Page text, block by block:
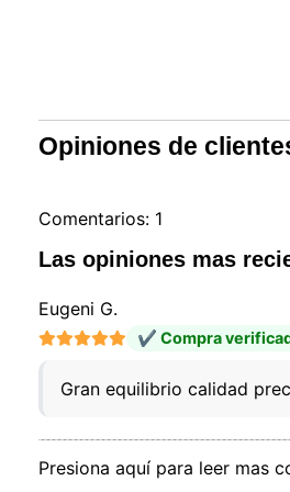
Opiniones de
Comentarios: 1
Las opiniones mas
Eugeni G.
✔ Compra
Gran equilibrio calidad
Presiona aquí para leer mas